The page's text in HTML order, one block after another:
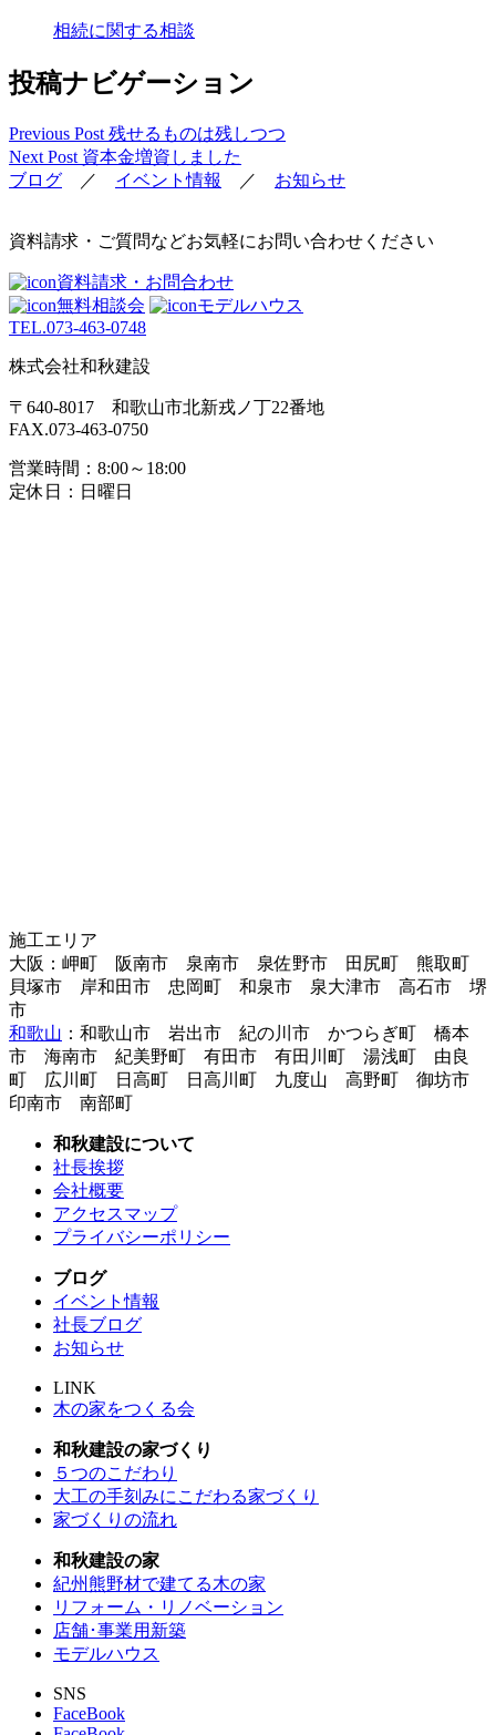
相続に関する相談
投稿ナビゲーション
Previous Post 残せるものは残しつつ
Next Post 資本金増資しました
ブログ ／ イベント情報 ／ お知らせ
資料請求・ご質問などお気軽にお問い合わせください
資料請求・お問合わせ
無料相談会
モデルハウス
TEL.073-463-0748
株式会社和秋建設
〒640-8017 和歌山市北新戎ノ丁22番地
FAX.073-463-0750
営業時間：8:00～18:00
定休日：日曜日
施工エリア
大阪：岬町 阪南市 泉南市 泉佐野市 田尻町 熊取町
貝塚市 岸和田市 忠岡町 和泉市 泉大津市 高石市 堺
市
和歌山 ：和歌山市 岩出市 紀の川市 かつらぎ町 橋本
市 海南市 紀美野町 有田市 有田川町 湯浅町 由良
町 広川町 日高町 日高川町 九度山 高野町 御坊市
印南市 南部町
和秋建設について
社長挨拶
会社概要
アクセスマップ
プライバシーポリシー
ブログ
イベント情報
社長ブログ
お知らせ
LINK
木の家をつくる会
和秋建設の家づくり
５つのこだわり
大工の手刻みにこだわる家づくり
家づくりの流れ
和秋建設の家
紀州熊野材で建てる木の家
リフォーム・リノベーション
店舗･事業用新築
モデルハウス
SNS
FaceBook